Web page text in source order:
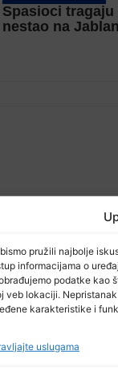
pružili najbolje
informacijama o
podatke kao
veb lokaciji.
karakteristike i
uslugama
Spasioci
nestao na
10 Decembra, 2024
pomoć BiH za
prirodne